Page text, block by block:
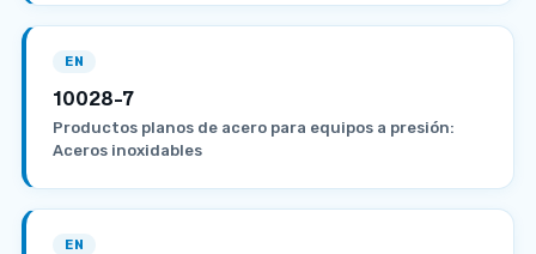
EN
10028-7
Productos planos de acero para equipos a presión:
Aceros inoxidables
EN